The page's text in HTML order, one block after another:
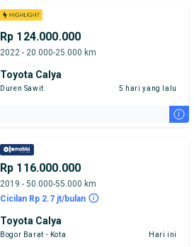
Rp 124.000.000
2022 - 20.000-25.000 km
Toyota Calya
Duren Sawit 5 hari yang lalu
i
Rp 116.000.000
2019 - 50.000-55.000 km
Cicilan Rp 2.7 jt/bulan
Toyota Calya
Bogor Barat - Kota Hari ini